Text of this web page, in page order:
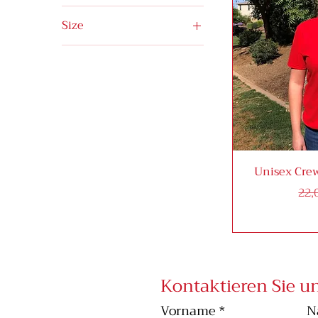
Size
2XL
Unisex
Kontaktieren Sie
Vorname*